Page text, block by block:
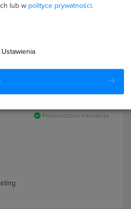
Potwierdzona transakcja
lub w polityce prywatności.
Ustawienia